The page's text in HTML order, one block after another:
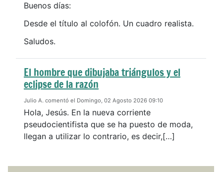
Buenos días:
Desde el título al colofón. Un cuadro realista.
Saludos.
El hombre que dibujaba triángulos y el
eclipse de la razón
Julio A. comentó el Domingo, 02 Agosto 2026 09:10
Hola, Jesús. En la nueva corriente
pseudocientifista que se ha puesto de moda,
llegan a utilizar lo contrario, es decir,[…]